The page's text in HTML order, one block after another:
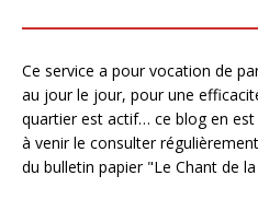
Ce service a pour vocation de
au jour le jour, pour une
quartier est actif… ce blog en
à venir le consulter
du bulletin papier "Le Chant de